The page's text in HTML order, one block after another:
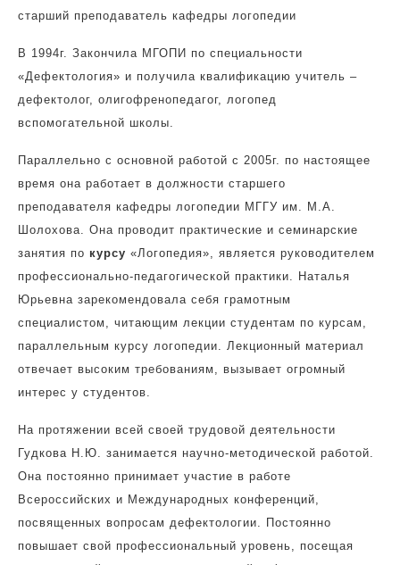
старший преподаватель кафедры логопедии
В 1994г. Закончила МГОПИ по специальности
«Дефектология» и получила квалификацию учитель –
дефектолог, олигофренопедагог, логопед
вспомогательной школы.
Параллельно с основной работой с 2005г. по настоящее
время она работает в должности старшего
преподавателя кафедры логопедии МГГУ им. М.А.
Шолохова. Она проводит практические и семинарские
занятия по курсу «Логопедия», является руководителем
профессионально-педагогической практики. Наталья
Юрьевна зарекомендовала себя грамотным
специалистом, читающим лекции студентам по курсам,
параллельным курсу логопедии. Лекционный материал
отвечает высоким требованиям, вызывает огромный
интерес у студентов.
На протяжении всей своей трудовой деятельности
Гудкова Н.Ю. занимается научно-методической работой.
Она постоянно принимает участие в работе
Всероссийских и Международных конференций,
посвященных вопросам дефектологии. Постоянно
повышает свой профессиональный уровень, посещая